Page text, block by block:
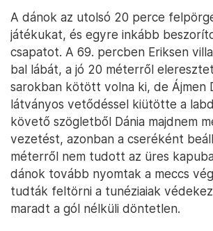
A dánok az utolsó 20 perce
játékukat, és egyre inkább
csapatot. A 69. percben Eriksen
bal lábát, a jó 20 méterről
sarokban kötött volna ki, de Ájmen
látványos vetődéssel kiütötte a
követő szögletből Dánia majdnem
vezetést, azonban a cseréként
méterről nem tudott az üres
dánok tovább nyomtak a meccs
tudták feltörni a tunéziaiak
maradt a gól nélküli döntetlen.